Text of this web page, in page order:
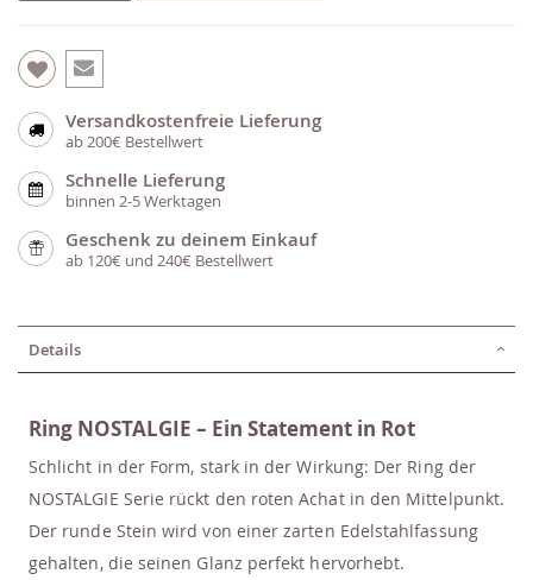
Versandkostenfreie Lieferung
ab 200€ Bestellwert
Schnelle Lieferung
binnen 2-5 Werktagen
Geschenk zu deinem Einkauf
ab 120€ und 240€ Bestellwert
Details
Ring NOSTALGIE – Ein Statement in Rot
Schlicht in der Form, stark in der Wirkung: Der Ring der
NOSTALGIE Serie rückt den roten Achat in den Mittelpunkt.
Der runde Stein wird von einer zarten Edelstahlfassung
gehalten, die seinen Glanz perfekt hervorhebt.